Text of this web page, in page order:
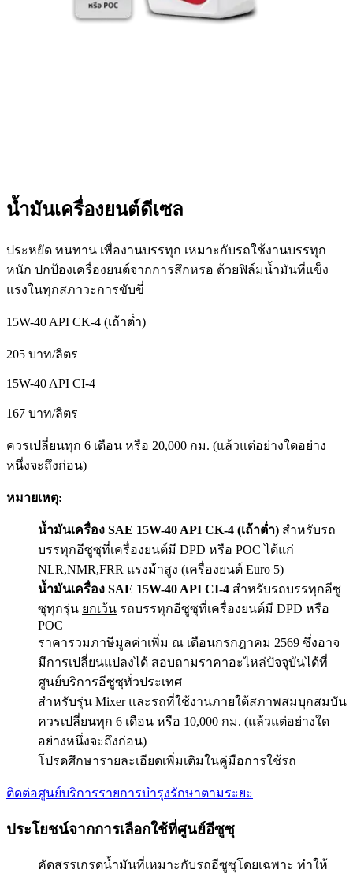
น้ำมันเครื่องยนต์ดีเซล
ประหยัด ทนทาน เพื่องานบรรทุก เหมาะกับรถใช้งานบรรทุก
หนัก ปกป้องเครื่องยนต์จากการสึกหรอ ด้วยฟิล์มน้ำมันที่แข็ง
แรงในทุกสภาวะการขับขี่
15W-40 API CK-4 (เถ้าต่ำ)
205 บาท/ลิตร
15W-40 API CI-4
167 บาท/ลิตร
ควรเปลี่ยนทุก 6 เดือน หรือ 20,000 กม. (แล้วแต่อย่างใดอย่าง
หนึ่งจะถึงก่อน)
หมายเหตุ:
น้ำมันเครื่อง SAE 15W-40 API CK-4 (เถ้าต่ำ) สำหรับรถ
บรรทุกอีซูซุที่เครื่องยนต์มี DPD หรือ POC ได้แก่
NLR,NMR,FRR แรงม้าสูง (เครื่องยนต์ Euro 5)
น้ำมันเครื่อง SAE 15W-40 API CI-4 สำหรับรถบรรทุกอีซู
ซุทุกรุ่น ยกเว้น รถบรรทุกอีซูซุที่เครื่องยนต์มี DPD หรือ
POC
ราคารวมภาษีมูลค่าเพิ่ม ณ เดือนกรกฎาคม 2569 ซึ่งอาจ
มีการเปลี่ยนแปลงได้ สอบถามราคาอะไหล่ปัจจุบันได้ที่
ศูนย์บริการอีซูซุทั่วประเทศ
สำหรับรุ่น Mixer และรถที่ใช้งานภายใต้สภาพสมบุกสมบัน
ควรเปลี่ยนทุก 6 เดือน หรือ 10,000 กม. (แล้วแต่อย่างใด
อย่างหนึ่งจะถึงก่อน)
โปรดศึกษารายละเอียดเพิ่มเติมในคู่มือการใช้รถ
ติดต่อศูนย์บริการรายการบำรุงรักษาตามระยะ
ประโยชน์จากการเลือกใช้ที่ศูนย์อีซูซุ
คัดสรรเกรดน้ำมันที่เหมาะกับรถอีซูซุโดยเฉพาะ ทำให้